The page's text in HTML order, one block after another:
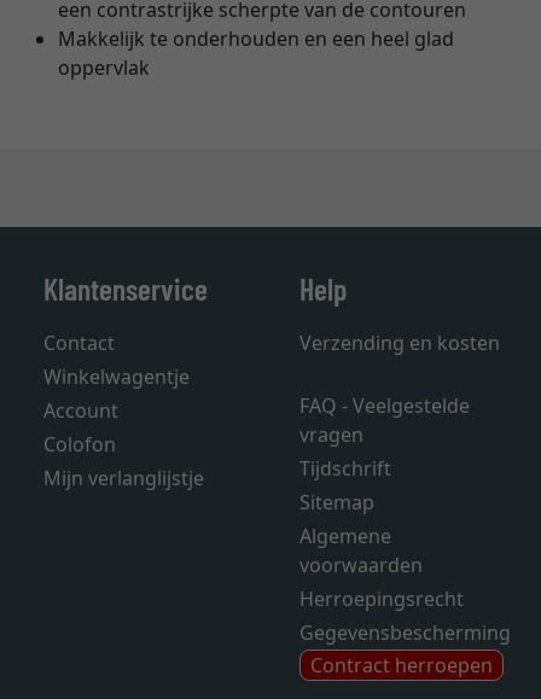
een contrastrijke scherpte van de contouren
Makkelijk te onderhouden en een heel glad
oppervlak
Klantenservice
Contact
Winkelwagentje
Account
Colofon
Mijn verlanglijstje
Help
Verzending en kosten
FAQ - Veelgestelde
vragen
Tijdschrift
Sitemap
Algemene
voorwaarden
Herroepingsrecht
Gegevensbescherming
Contract herroepen